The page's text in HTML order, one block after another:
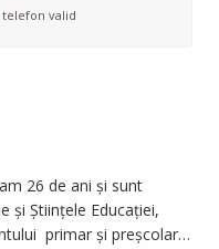
valid
26 de ani și sunt
și Științele Educației,
primar și preșcolar.